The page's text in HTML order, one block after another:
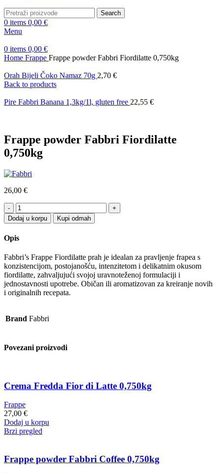
Search
0 items 0,00 €
Menu
0 items 0,00 €
Home Frappe Frappe powder Fabbri Fiordilatte 0,750kg
Orah Bijeli Čoko Namaz 70g 2,70 €
Back to products
Pire Fabbri Banana 1,3kg/1l, gluten free 22,55 €
Frappe powder Fabbri Fiordilatte
0,750kg
26,00 €
Frappe
powder
Fabbri
Fiordilatte
0,750kg
Dodaj u korpu Kupi odmah
Opis
Fabbri’s Frappe Fiordilatte prah je idealan za pravljenje frapea s
konzistencijom, postojanošću, intenzitetom i delikatnim okusom
fiordilatte, zahvaljujući svojoj uravnoteženoj formulaciji i
jednostavnosti upotrebe. Običan ili aromatizovan za kreiranje novih
i originalnih recepata.
Brand Fabbri
Povezani proizvodi
Crema Fredda Fior di Latte 0,750kg
Frappe
27,00 €
Dodaj u korpu
Brzi pregled
Frappe powder Fabbri Coffee 0,750kg